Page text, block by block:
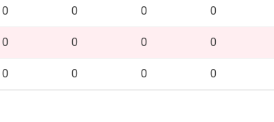
0 0 0 0
0 0 0 0
0 0 0 0